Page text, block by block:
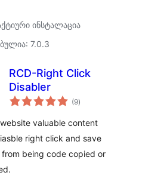
ინსტალაცია
7.0.3
RCD-Right Click
Disabler
(9საერთო
რეიტინგი
)
valuable content
right click and save
being code copied or